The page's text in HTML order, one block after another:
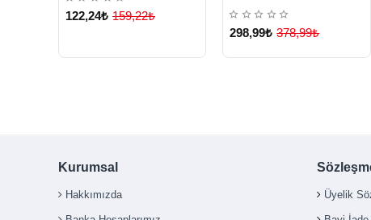
122,24₺ 159,22₺
Cımbızı - Lisinya
298,99₺ 378,99₺
Kurumsal
Hakkımızda Üyelik